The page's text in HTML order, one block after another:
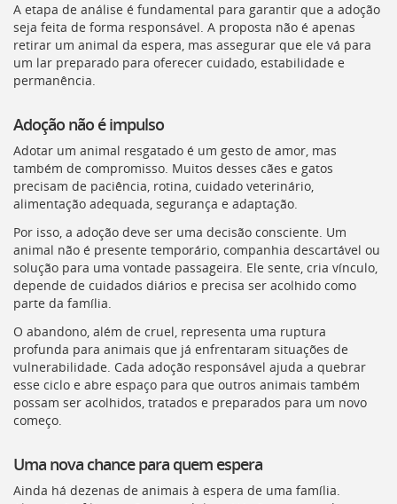
A etapa de análise é fundamental para garantir que a adoção
seja feita de forma responsável. A proposta não é apenas
retirar um animal da espera, mas assegurar que ele vá para
um lar preparado para oferecer cuidado, estabilidade e
permanência.
Adoção não é impulso
Adotar um animal resgatado é um gesto de amor, mas
também de compromisso. Muitos desses cães e gatos
precisam de paciência, rotina, cuidado veterinário,
alimentação adequada, segurança e adaptação.
Por isso, a adoção deve ser uma decisão consciente. Um
animal não é presente temporário, companhia descartável ou
solução para uma vontade passageira. Ele sente, cria vínculo,
depende de cuidados diários e precisa ser acolhido como
parte da família.
O abandono, além de cruel, representa uma ruptura
profunda para animais que já enfrentaram situações de
vulnerabilidade. Cada adoção responsável ajuda a quebrar
esse ciclo e abre espaço para que outros animais também
possam ser acolhidos, tratados e preparados para um novo
começo.
Uma nova chance para quem espera
Ainda há dezenas de animais à espera de uma família.